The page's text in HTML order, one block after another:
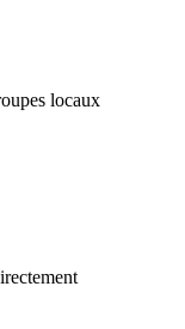
locaux